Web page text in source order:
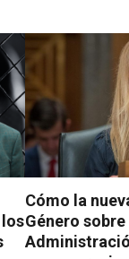
Cómo la
Género